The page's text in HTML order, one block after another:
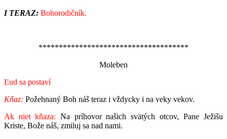
I TERAZ: Bohorodičník.
*************************************
Moleben
Ľud sa postaví
Kňaz: Požehnaný Boh náš teraz i vždycky i na veky vekov.
Ak niet kňaza: Na príhovor našich svätých otcov, Pane Ježišu
Kriste, Bože náš, zmiluj sa nad nami.